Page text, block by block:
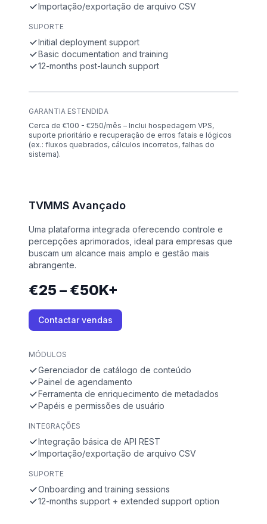
Importação/exportação de arquivo CSV
SUPORTE
Initial deployment support
Basic documentation and training
12-months post-launch support
GARANTIA ESTENDIDA
Cerca de €100 - €250/mês – Inclui hospedagem VPS,
suporte prioritário e recuperação de erros fatais e lógicos
(ex.: fluxos quebrados, cálculos incorretos, falhas do
sistema).
TVMMS Avançado
Uma plataforma integrada oferecendo controle e
percepções aprimorados, ideal para empresas que
buscam um alcance mais amplo e gestão mais
abrangente.
€25 – €50K+
Contactar vendas
MÓDULOS
Gerenciador de catálogo de conteúdo
Painel de agendamento
Ferramenta de enriquecimento de metadados
Papéis e permissões de usuário
INTEGRAÇÕES
Integração básica de API REST
Importação/exportação de arquivo CSV
SUPORTE
Onboarding and training sessions
12-months support + extended support option